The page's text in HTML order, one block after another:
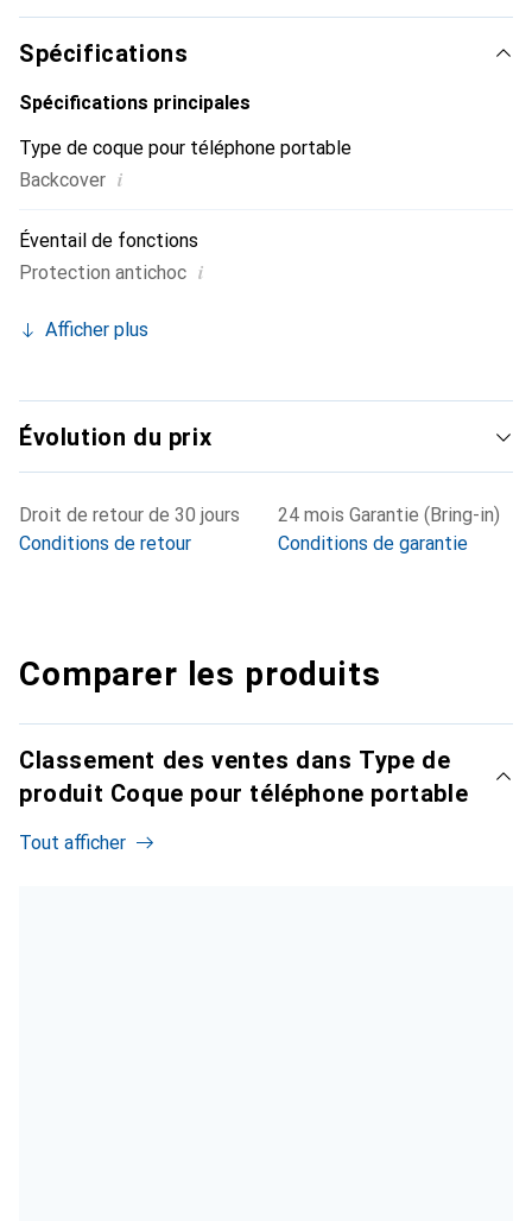
reste toujours un excellent choix pour le client exigeant.
Spécifications
Spécifications principales
Type de coque pour téléphone portable
Backcover i
Éventail de fonctions
Protection antichoc i
Afficher plus
Évolution du prix
Droit de retour de 30 jours
Conditions de retour
24 mois Garantie (Bring-in)
Conditions de garantie
Comparer les produits
Classement des ventes dans Type de
produit Coque pour téléphone portable
Tout afficher